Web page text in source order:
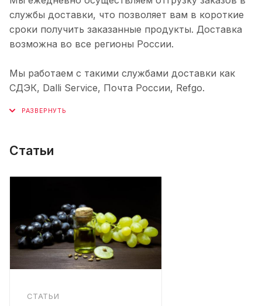
службы доставки, что позволяет вам в короткие
сроки получить заказанные продукты. Доставка
возможна во все регионы России.
Мы работаем с такими службами доставки как
СДЭК, Dalli Service, Почта России, Refgo.
Статьи
СТАТЬИ